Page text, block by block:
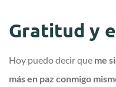
Gratitud y
Hoy puedo decir que me
más en paz conmigo